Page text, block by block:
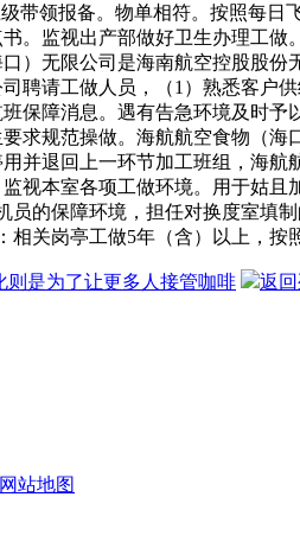
带领报备。物单相符。按照每
。监视出产部做好卫生办理工
）无限公司是海南航空控股股
聘请工做人员，（1）熟悉客
保障消息。遇有告急环境及时
求规范操做。海航航空食物（
并退回上一环节加工班组，海
视本室各项工做环境。用于姑
的保障环境，担任对换度室填
关岗亭工做5年（含）以上，按
则是为了让更多人接管咖啡 返
网站地图